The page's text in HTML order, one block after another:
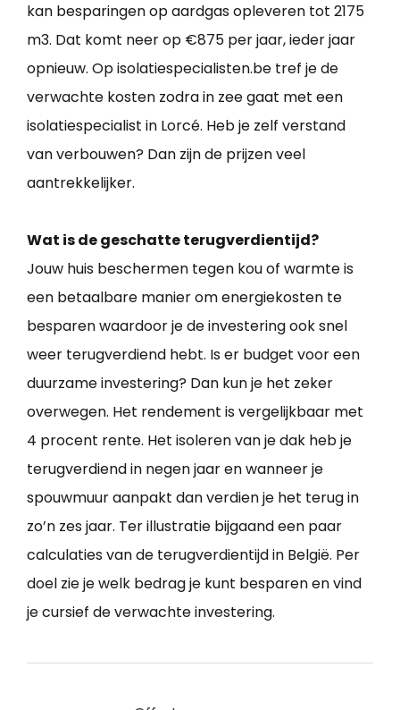
kan besparingen op aardgas opleveren tot 2175
m3. Dat komt neer op €875 per jaar, ieder jaar
opnieuw. Op isolatiespecialisten.be tref je de
verwachte kosten zodra in zee gaat met een
isolatiespecialist in Lorcé. Heb je zelf verstand
van verbouwen? Dan zijn de prijzen veel
aantrekkelijker.
Wat is de geschatte terugverdientijd?
Jouw huis beschermen tegen kou of warmte is
een betaalbare manier om energiekosten te
besparen waardoor je de investering ook snel
weer terugverdiend hebt. Is er budget voor een
duurzame investering? Dan kun je het zeker
overwegen. Het rendement is vergelijkbaar met
4 procent rente. Het isoleren van je dak heb je
terugverdiend in negen jaar en wanneer je
spouwmuur aanpakt dan verdien je het terug in
zo’n zes jaar. Ter illustratie bijgaand een paar
calculaties van de terugverdientijd in België. Per
doel zie je welk bedrag je kunt besparen en vind
je cursief de verwachte investering.